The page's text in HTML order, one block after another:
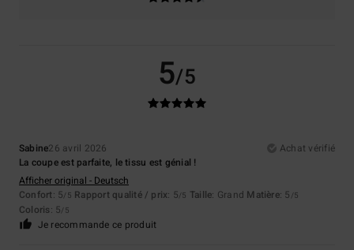
5/5
Sabine26 avril 2026
Achat vérifié
La coupe est parfaite, le tissu est génial !
Afficher original - Deutsch
Confort: 5/5 Rapport qualité / prix: 5/5 Taille: Grand Matière: 5 /5
Coloris: 5/5
Je recommande ce produit